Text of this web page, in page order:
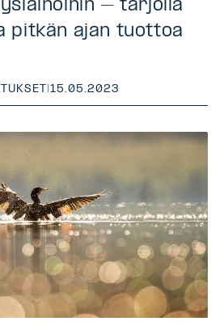
– tarjolla
pitkän ajan tuottoa
|15.05.2023